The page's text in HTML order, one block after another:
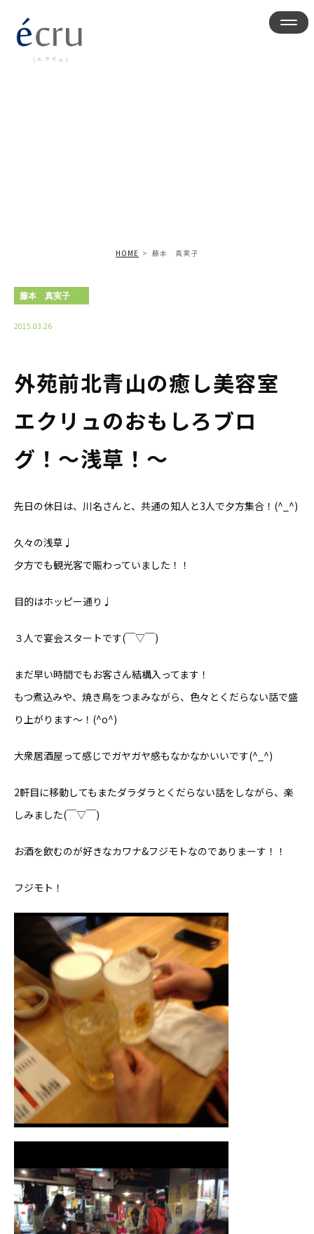
HOME 藤本 真実子
藤本 真実子
2015.03.26
外苑前北青山の癒し美容室
エクリュのおもしろブロ
グ！〜浅草！〜
先日の休日は、川名さんと、共通の知人と3人で夕方集合！(^_^)
久々の浅草♩
夕方でも観光客で賑わっていました！！
目的はホッピー通り♩
３人で宴会スタートです(￣▽￣)
まだ早い時間でもお客さん結構入ってます！
もつ煮込みや、焼き鳥をつまみながら、色々とくだらない話で盛
り上がります〜！(^o^)
大衆居酒屋って感じでガヤガヤ感もなかなかいいです(^_^)
2軒目に移動してもまたダラダラとくだらない話をしながら、楽
しみました(￣▽￣)
お酒を飲むのが好きなカワナ&フジモトなのでありまーす！！
フジモト！